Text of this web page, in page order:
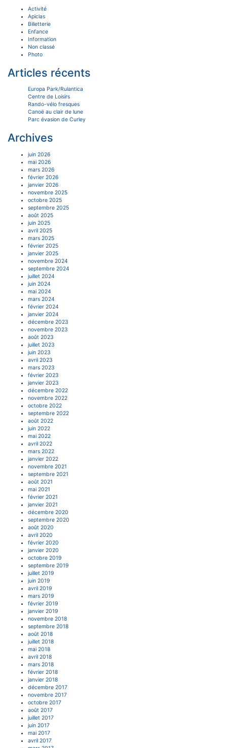
Activité
Apiclas
Billetterie
Enfance
Information
Non classé
Photo
Articles récents
Europa Park/Rulantica
Centre de Loisirs
Rando-vélo fresques
Canoë au clair de lune
Parc évasion de Curley
Archives
juin 2026
mai 2026
mars 2026
février 2026
janvier 2026
novembre 2025
octobre 2025
septembre 2025
août 2025
juin 2025
avril 2025
mars 2025
février 2025
janvier 2025
novembre 2024
septembre 2024
juillet 2024
juin 2024
mai 2024
mars 2024
février 2024
janvier 2024
décembre 2023
novembre 2023
août 2023
juillet 2023
juin 2023
avril 2023
mars 2023
février 2023
janvier 2023
décembre 2022
novembre 2022
octobre 2022
septembre 2022
août 2022
juin 2022
mai 2022
avril 2022
mars 2022
janvier 2022
novembre 2021
septembre 2021
août 2021
mai 2021
février 2021
janvier 2021
décembre 2020
septembre 2020
août 2020
avril 2020
février 2020
janvier 2020
octobre 2019
septembre 2019
juillet 2019
juin 2019
avril 2019
mars 2019
février 2019
janvier 2019
novembre 2018
septembre 2018
août 2018
juillet 2018
mai 2018
avril 2018
mars 2018
février 2018
janvier 2018
décembre 2017
novembre 2017
octobre 2017
août 2017
juillet 2017
juin 2017
mai 2017
avril 2017